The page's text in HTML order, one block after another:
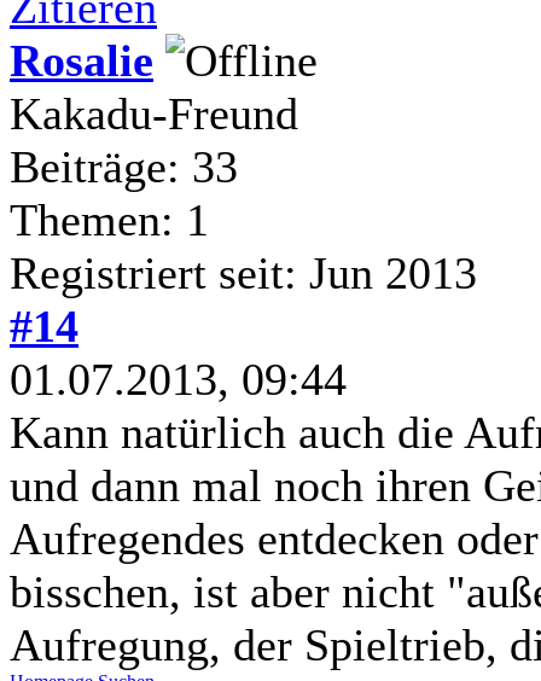
Rosalie
Kakadu-Freund
Beiträge: 33
Themen: 1
Registriert seit: Jun 2013
#14
01.07.2013, 09:44
Kann natürlich auch die
und dann mal noch ihren
Aufregendes entdecken
bisschen, ist aber nicht
Aufregung, der Spieltrieb,